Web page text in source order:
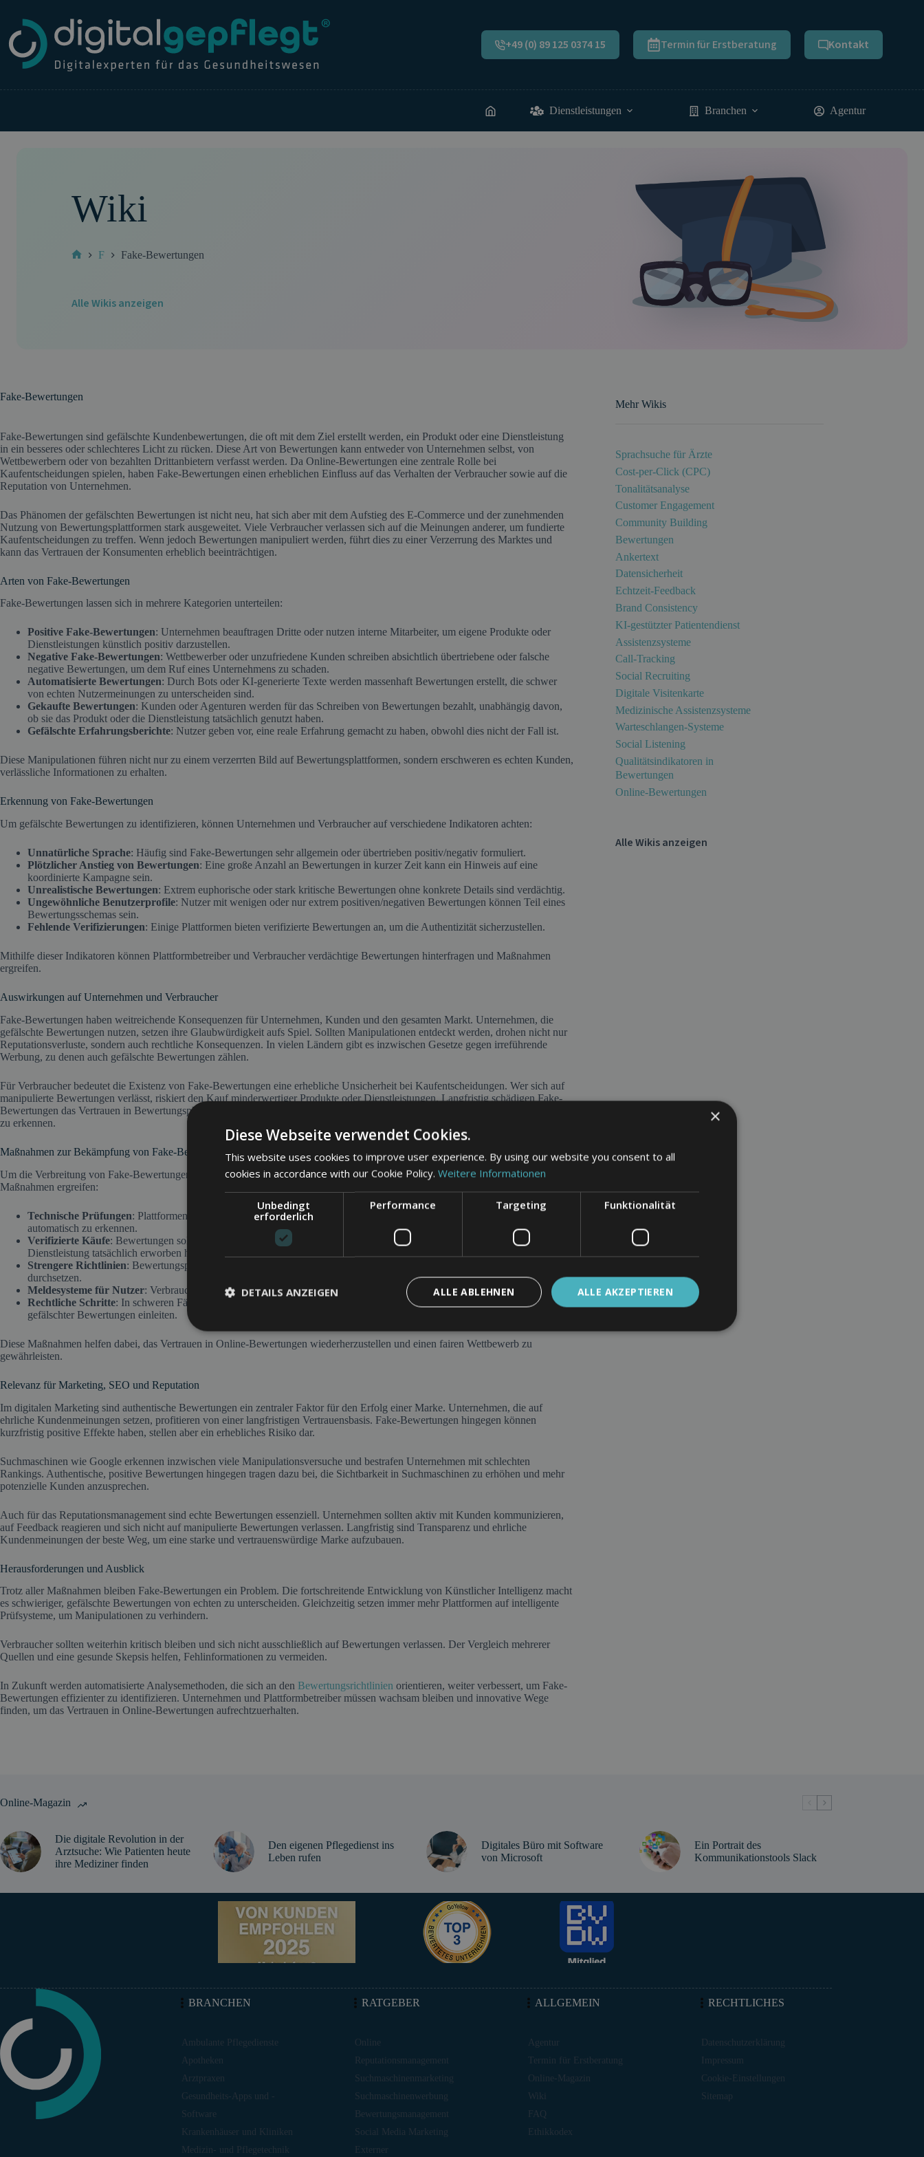
Inhalt
springen
+49 (0) 89 125 0374 15 Termin für Erstberatung Kontakt
Dienstleistungen Branchen Agentur
Wiki
F Fake-Bewertungen
Alle Wikis anzeigen
Fake-Bewertungen
Fake-Bewertungen sind gefälschte Kundenbewertungen, die oft mit dem Ziel erstellt werden, ein Produkt oder eine Dienstleistung
in ein besseres oder schlechteres Licht zu rücken. Diese Art von Bewertungen kann entweder von Unternehmen selbst, von
Wettbewerbern oder von bezahlten Drittanbietern verfasst werden. Da Online-Bewertungen eine zentrale Rolle bei
Kaufentscheidungen spielen, haben Fake-Bewertungen einen erheblichen Einfluss auf das Verhalten der Verbraucher sowie auf die
Reputation von Unternehmen.
Das Phänomen der gefälschten Bewertungen ist nicht neu, hat sich aber mit dem Aufstieg des E-Commerce und der zunehmenden
Nutzung von Bewertungsplattformen stark ausgeweitet. Viele Verbraucher verlassen sich auf die Meinungen anderer, um fundierte
Kaufentscheidungen zu treffen. Wenn jedoch Bewertungen manipuliert werden, führt dies zu einer Verzerrung des Marktes und
kann das Vertrauen der Konsumenten erheblich beeinträchtigen.
Arten von Fake-Bewertungen
Fake-Bewertungen lassen sich in mehrere Kategorien unterteilen:
Positive Fake-Bewertungen: Unternehmen beauftragen Dritte oder nutzen interne Mitarbeiter, um eigene Produkte oder
Dienstleistungen künstlich positiv darzustellen.
Negative Fake-Bewertungen: Wettbewerber oder unzufriedene Kunden schreiben absichtlich übertriebene oder falsche
negative Bewertungen, um dem Ruf eines Unternehmens zu schaden.
Automatisierte Bewertungen: Durch Bots oder KI-generierte Texte werden massenhaft Bewertungen erstellt, die schwer
von echten Nutzermeinungen zu unterscheiden sind.
Gekaufte Bewertungen: Kunden oder Agenturen werden für das Schreiben von Bewertungen bezahlt, unabhängig davon,
ob sie das Produkt oder die Dienstleistung tatsächlich genutzt haben.
Gefälschte Erfahrungsberichte: Nutzer geben vor, eine reale Erfahrung gemacht zu haben, obwohl dies nicht der Fall ist.
Diese Manipulationen führen nicht nur zu einem verzerrten Bild auf Bewertungsplattformen, sondern erschweren es echten Kunden,
verlässliche Informationen zu erhalten.
Erkennung von Fake-Bewertungen
Um gefälschte Bewertungen zu identifizieren, können Unternehmen und Verbraucher auf verschiedene Indikatoren achten:
Unnatürliche Sprache: Häufig sind Fake-Bewertungen sehr allgemein oder übertrieben positiv/negativ formuliert.
Plötzlicher Anstieg von Bewertungen: Eine große Anzahl an Bewertungen in kurzer Zeit kann ein Hinweis auf eine
koordinierte Kampagne sein.
Unrealistische Bewertungen: Extrem euphorische oder stark kritische Bewertungen ohne konkrete Details sind verdächtig.
Ungewöhnliche Benutzerprofile: Nutzer mit wenigen oder nur extrem positiven/negativen Bewertungen können Teil eines
Bewertungsschemas sein.
Fehlende Verifizierungen: Einige Plattformen bieten verifizierte Bewertungen an, um die Authentizität sicherzustellen.
Mithilfe dieser Indikatoren können Plattformbetreiber und Verbraucher verdächtige Bewertungen hinterfragen und Maßnahmen
ergreifen.
Auswirkungen auf Unternehmen und Verbraucher
Fake-Bewertungen haben weitreichende Konsequenzen für Unternehmen, Kunden und den gesamten Markt. Unternehmen, die
gefälschte Bewertungen nutzen, setzen ihre Glaubwürdigkeit aufs Spiel. Sollten Manipulationen entdeckt werden, drohen nicht nur
Reputationsverluste, sondern auch rechtliche Konsequenzen. In vielen Ländern gibt es inzwischen Gesetze gegen irreführende
Werbung, zu denen auch gefälschte Bewertungen zählen.
Für Verbraucher bedeutet die Existenz von Fake-Bewertungen eine erhebliche Unsicherheit bei Kaufentscheidungen. Wer sich auf
manipulierte Bewertungen verlässt, riskiert den Kauf minderwertiger Produkte oder Dienstleistungen. Langfristig schädigen Fake-
Bewertungen das Vertrauen in Bewertungsplattformen und machen es schwieriger, echte Qualitätsunterschiede zwischen Anbietern
zu erkennen.
Maßnahmen zur Bekämpfung von Fake-Bewertungen
Um die Verbreitung von Fake-Bewertungen einzudämmen, sollten Plattformbetreiber, Unternehmen und Verbraucher verschiedene
Maßnahmen ergreifen:
Technische Prüfungen: Plattformen setzen Algorithmen und Künstliche Intelligenz ein, um verdächtige Bewertungen
automatisch zu erkennen.
Verifizierte Käufe: Bewertungen sollten nur von Kunden abgegeben werden können, die das Produkt oder die
Dienstleistung tatsächlich erworben haben.
Strengere Richtlinien: Bewertungsplattformen müssen klare Regeln gegen Manipulationen aufstellen und konsequent
durchsetzen.
Meldesysteme für Nutzer: Verbraucher sollten die Möglichkeit haben, verdächtige Bewertungen zu melden.
Rechtliche Schritte: In schweren Fällen können Unternehmen und Plattformbetreiber rechtliche Maßnahmen gegen Urheber
gefälschter Bewertungen einleiten.
Diese Maßnahmen helfen dabei, das Vertrauen in Online-Bewertungen wiederherzustellen und einen fairen Wettbewerb zu
gewährleisten.
Relevanz für Marketing, SEO und Reputation
Im digitalen Marketing sind authentische Bewertungen ein zentraler Faktor für den Erfolg einer Marke. Unternehmen, die auf
ehrliche Kundenmeinungen setzen, profitieren von einer langfristigen Vertrauensbasis. Fake-Bewertungen hingegen können
kurzfristig positive Effekte haben, stellen aber ein erhebliches Risiko dar.
Suchmaschinen wie Google erkennen inzwischen viele Manipulationsversuche und bestrafen Unternehmen mit schlechten
Rankings. Authentische, positive Bewertungen hingegen tragen dazu bei, die Sichtbarkeit in Suchmaschinen zu erhöhen und mehr
potenzielle Kunden anzusprechen.
Auch für das Reputationsmanagement sind echte Bewertungen essenziell. Unternehmen sollten aktiv mit Kunden kommunizieren,
auf Feedback reagieren und sich nicht auf manipulierte Bewertungen verlassen. Langfristig sind Transparenz und ehrliche
Kundenmeinungen der beste Weg, um eine starke und vertrauenswürdige Marke aufzubauen.
Herausforderungen und Ausblick
Trotz aller Maßnahmen bleiben Fake-Bewertungen ein Problem. Die fortschreitende Entwicklung von Künstlicher Intelligenz macht
es schwieriger, gefälschte Bewertungen von echten zu unterscheiden. Gleichzeitig setzen immer mehr Plattformen auf intelligente
Prüfsysteme, um Manipulationen zu verhindern.
Verbraucher sollten weiterhin kritisch bleiben und sich nicht ausschließlich auf Bewertungen verlassen. Der Vergleich mehrerer
Quellen und eine gesunde Skepsis helfen, Fehlinformationen zu vermeiden.
In Zukunft werden automatisierte Analysemethoden, die sich an den Bewertungsrichtlinien orientieren, weiter verbessert, um Fake-
Bewertungen effizienter zu identifizieren. Unternehmen und Plattformbetreiber müssen wachsam bleiben und innovative Wege
finden, um das Vertrauen in Online-Bewertungen aufrechtzuerhalten.
Mehr Wikis
Sprachsuche für Ärzte
Cost-per-Click (CPC)
Tonalitätsanalyse
Customer Engagement
Community Building
Bewertungen
Ankertext
Datensicherheit
Echtzeit-Feedback
Brand Consistency
KI-gestützter Patientendienst
Assistenzsysteme
Call-Tracking
Social Recruiting
Digitale Visitenkarte
Medizinische Assistenzsysteme
Warteschlangen-Systeme
Social Listening
Qualitätsindikatoren in
Bewertungen
Online-Bewertungen
Alle Wikis anzeigen
Online-Magazin
Die digitale Revolution in der
Arztsuche: Wie Patienten heute
ihre Mediziner finden
Den eigenen Pflegedienst ins
Leben rufen
Digitales Büro mit Software
von Microsoft
Ein Portrait des
Kommunikationstools Slack
BRANCHEN
Ambulante Pflegedienste
Apotheken
Arztpraxen
Gesundheits-Apps und -
Software
Krankenhäuser und Kliniken
Medizin- und Pflegetechnik
RATGEBER
Online
Reputationsmanagement
Suchmaschinenmarketing
Suchmaschinenwerbung
Bewertungsmanagement
Social Media Marketing
Externer
ALLGEMEIN
Agentur
Termin für Erstberatung
Online-Magazin
Wiki
FAQ
Ethikkodex
RECHTLICHES
Datenschutzerklärung
Impressum
Cookie-Einstellungen
Sitemap
×
Diese Webseite verwendet Cookies.
This website uses cookies to improve user experience. By using our website you consent to all
cookies in accordance with our Cookie Policy. Weitere Informationen
Unbedingt
erforderlich
Performance Targeting Funktionalität
ALLE AKZEPTIEREN
ALLE ABLEHNEN
DETAILS ANZEIGEN